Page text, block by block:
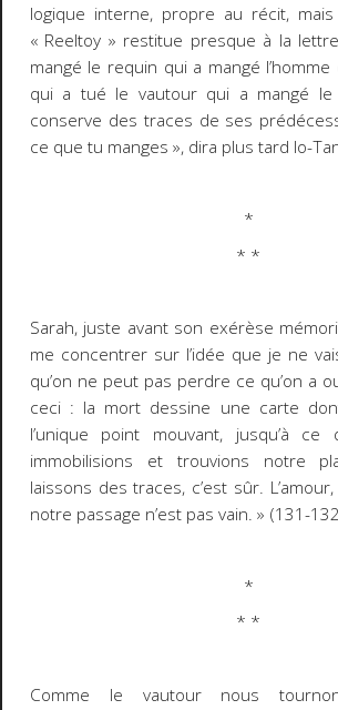
logique interne, propre au récit,
« Reeltoy » restitue presque à la
mangé le requin qui a mangé
qui a tué le vautour qui a mangé
conserve des traces de ses
ce que tu manges », dira plus tard Io-
*
* *
Sarah, juste avant son exérèse
me concentrer sur l’idée que je ne
qu’on ne peut pas perdre ce qu’on a
ceci : la mort dessine une carte
l’unique point mouvant, jusqu’à
immobilisions et trouvions notre
laissons des traces, c’est sûr.
notre passage n’est pas vain. » (131-
*
* *
Comme le vautour nous